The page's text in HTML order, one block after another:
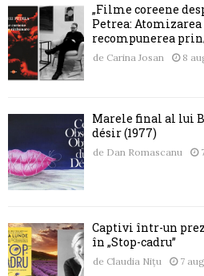
„Filme coreene
Petrea:
recompunerea
de Carina Josan 8
Marele final al lui
désir (1977)
de Dan Romascanu
Captivi într-un
în „Stop-cadru”
de Claudia Nițu 7